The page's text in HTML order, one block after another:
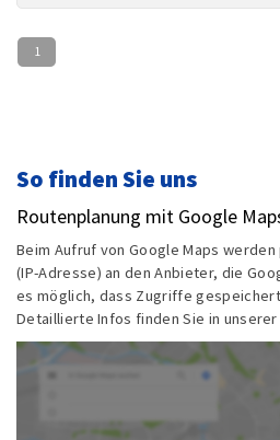
1
So finden Sie uns
Routenplanung mit Google
Beim Aufruf von Google Maps
(IP-Adresse) an den Anbieter, die
es möglich, dass Zugriffe
Detaillierte Infos finden Sie in